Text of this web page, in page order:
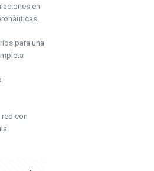
en
para una
con